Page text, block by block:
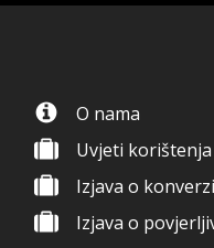
O nama
Uvjeti korištenja
Izjava o
Izjava o